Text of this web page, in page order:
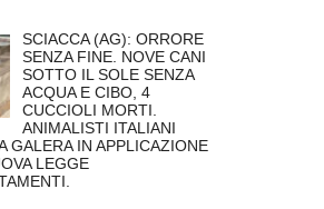
SCIACCA (AG): ORRORE
SENZA FINE. NOVE CANI
SOTTO IL SOLE SENZA
ACQUA E CIBO, 4
CUCCIOLI MORTI.
ANIMALISTI ITALIANI
GALERA IN APPLICAZIONE
LEGGE